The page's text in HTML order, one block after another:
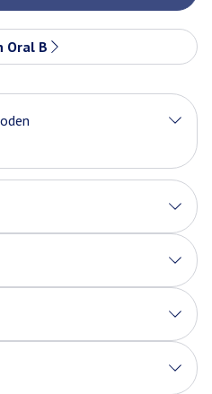
Oral B